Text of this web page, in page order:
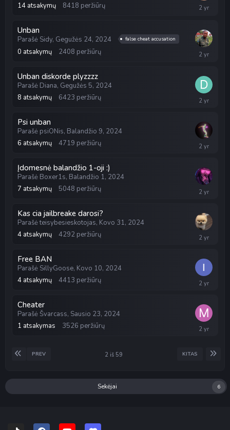
14 atsakymų 8418 peržiūrų
Gegužės
Unban
Parašė Sidy, Gegužės 24, 2024 false cheat accusation
0 atsakymų 2408 peržiūrų
Gegužės
Unban diskorde plyzzzz
Parašė Diana, Gegužės 5, 2024
8 atsakymų 6423 peržiūrų
Gegužės
Psi unban
Parašė psiONis, Balandžio 9, 2024
6 atsakymų 4719 peržiūrų
Balandžio
Įdomesnė balandžio 1-oji :)
Parašė Boxer1s, Balandžio 1, 2024
7 atsakymų 5048 peržiūrų
Balandžio
Kas cia jailbreake darosi?
Parašėteisybesieskotojas, Kovo 31, 2024
4 atsakymų 4292 peržiūrų
Balandžio
Free BAN
Parašė SillyGoose, Kovo 10, 2024
4 atsakymų 4413 peržiūrų
Kovo
Cheater
Parašė Švarcass, Sausio 23, 2024
1 atsakymas 3526 peržiūrų
Vasario
PREV KITAS
2 iš 59
Sekėjai 6